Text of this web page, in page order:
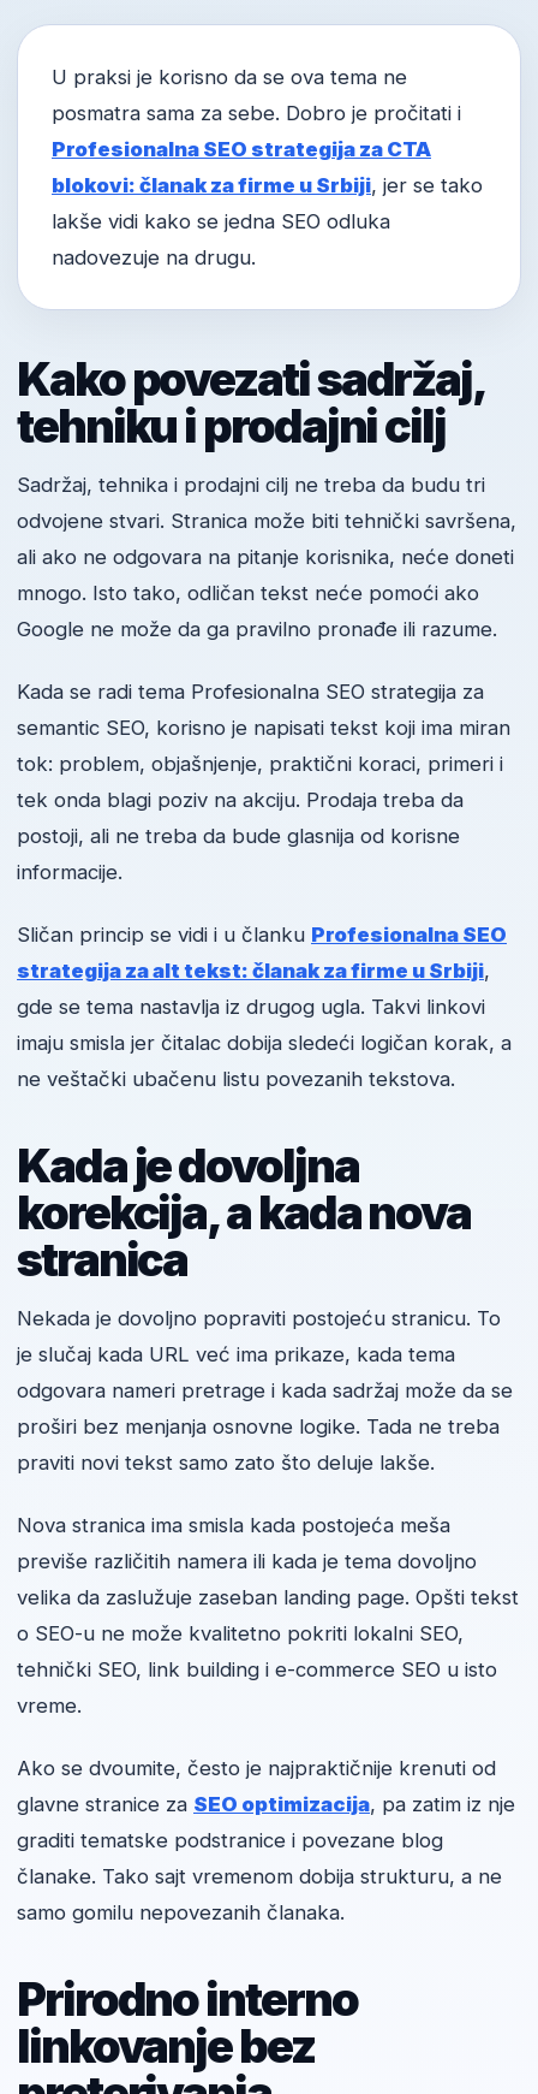
U praksi je korisno da se ova tema ne
posmatra sama za sebe. Dobro je pročitati i
Profesionalna SEO strategija za CTA
blokovi: članak za firme u Srbiji, jer se tako
lakše vidi kako se jedna SEO odluka
nadovezuje na drugu.
Kako povezati sadržaj,
tehniku i prodajni cilj
Sadržaj, tehnika i prodajni cilj ne treba da budu tri
odvojene stvari. Stranica može biti tehnički savršena,
ali ako ne odgovara na pitanje korisnika, neće doneti
mnogo. Isto tako, odličan tekst neće pomoći ako
Google ne može da ga pravilno pronađe ili razume.
Kada se radi tema Profesionalna SEO strategija za
semantic SEO, korisno je napisati tekst koji ima miran
tok: problem, objašnjenje, praktični koraci, primeri i
tek onda blagi poziv na akciju. Prodaja treba da
postoji, ali ne treba da bude glasnija od korisne
informacije.
Sličan princip se vidi i u članku Profesionalna SEO
strategija za alt tekst: članak za firme u Srbiji,
gde se tema nastavlja iz drugog ugla. Takvi linkovi
imaju smisla jer čitalac dobija sledeći logičan korak, a
ne veštački ubačenu listu povezanih tekstova.
Kada je dovoljna
korekcija, a kada nova
stranica
Nekada je dovoljno popraviti postojeću stranicu. To
je slučaj kada URL već ima prikaze, kada tema
odgovara nameri pretrage i kada sadržaj može da se
proširi bez menjanja osnovne logike. Tada ne treba
praviti novi tekst samo zato što deluje lakše.
Nova stranica ima smisla kada postojeća meša
previše različitih namera ili kada je tema dovoljno
velika da zaslužuje zaseban landing page. Opšti tekst
o SEO-u ne može kvalitetno pokriti lokalni SEO,
tehnički SEO, link building i e-commerce SEO u isto
vreme.
Ako se dvoumite, često je najpraktičnije krenuti od
glavne stranice za SEO optimizacija, pa zatim iz nje
graditi tematske podstranice i povezane blog
članake. Tako sajt vremenom dobija strukturu, a ne
samo gomilu nepovezanih članaka.
Prirodno interno
linkovanje bez